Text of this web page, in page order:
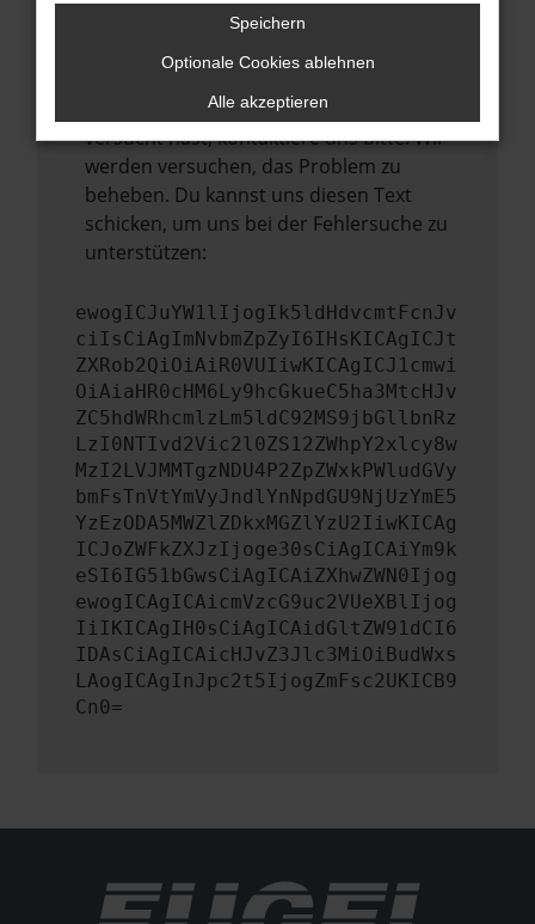
führen, dass bestimmte Funktionen nicht
Wende dich an den Webseitenbetreiber.
Wenn du alle oben genannten Schritte
versucht hast, kontaktiere uns bitte. Wir
werden versuchen, das Problem zu
beheben. Du kannst uns diesen Text
schicken, um uns bei der Fehlersuche zu
unterstützen:
ewogICJuYW1lIjogIk5ldHdvcmtFcnJv
ciIsCiAgImNvbmZpZyI6IHsKICAgICJt
ZXRob2QiOiAiR0VUIiwKICAgICJ1cmwi
OiAiaHR0cHM6Ly9hcGkueC5ha3MtcHJv
ZC5hdWRhcmlzLm5ldC92MS9jbGllbnRz
LzI0NTIvd2Vic2l0ZS12ZWhpY2xlcy8w
MzI2LVJMMTgzNDU4P2ZpZWxkPWludGVy
bmFsTnVtYmVyJndlYnNpdGU9NjUzYmE5
YzEzODA5MWZlZDkxMGZlYzU2IiwKICAg
ICJoZWFkZXJzIjoge30sCiAgICAiYm9k
eSI6IG51bGwsCiAgICAiZXhwZWN0Ijog
ewogICAgICAicmVzcG9uc2VUeXBlIjog
IiIKICAgIH0sCiAgICAidGltZW91dCI6
IDAsCiAgICAicHJvZ3Jlc3MiOiBudWxs
LAogICAgInJpc2t5IjogZmFsc2UKICB9
Cn0=
Speichern
Optionale Cookies ablehnen
Alle akzeptieren